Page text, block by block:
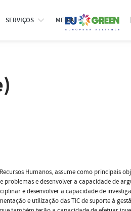
SERVIÇOS MEDIA
Humanos, assume como principais
e desenvolver a capacidade de
e desenvolver a capacidade de
e utilização das TIC de suporte à